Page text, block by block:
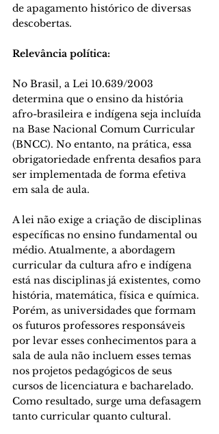
de apagamento histórico de diversas
descobertas.
Relevância política:
No Brasil, a Lei 10.639/2003
determina que o ensino da história
afro-brasileira e indígena seja incluída
na Base Nacional Comum Curricular
(BNCC). No entanto, na prática, essa
obrigatoriedade enfrenta desafios para
ser implementada de forma efetiva
em sala de aula.
A lei não exige a criação de disciplinas
específicas no ensino fundamental ou
médio. Atualmente, a abordagem
curricular da cultura afro e indígena
está nas disciplinas já existentes, como
história, matemática, física e química.
Porém, as universidades que formam
os futuros professores responsáveis
por levar esses conhecimentos para a
sala de aula não incluem esses temas
nos projetos pedagógicos de seus
cursos de licenciatura e bacharelado.
Como resultado, surge uma defasagem
tanto curricular quanto cultural.